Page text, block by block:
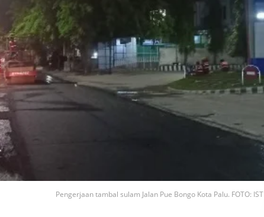
Pengerjaan tambal sulam Jalan Pue Bongo Kota Palu. FOTO: IST